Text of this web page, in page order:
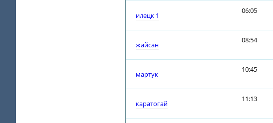
илецк 1
06:05
жайсан
08:54
мартук
10:45
каратогай
11:13